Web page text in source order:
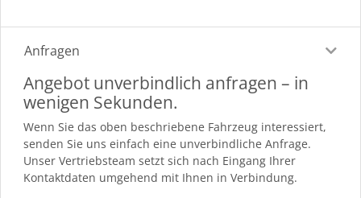
Anfragen
Angebot unverbindlich anfragen – in
wenigen Sekunden.
Wenn Sie das oben beschriebene Fahrzeug interessiert,
senden Sie uns einfach eine unverbindliche Anfrage.
Unser Vertriebsteam setzt sich nach Eingang Ihrer
Kontaktdaten umgehend mit Ihnen in Verbindung.